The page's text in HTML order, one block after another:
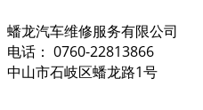
蟠龙汽车维修服务有限公司
电话： 0760-22813866
中山市石岐区蟠龙路1号